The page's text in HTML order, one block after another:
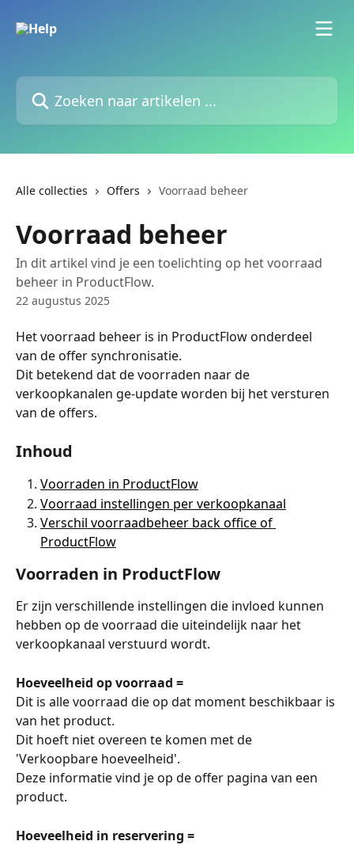
Zoeken naar artikelen ...
Alle collecties Offers Voorraad beheer
Voorraad beheer
In dit artikel vind je een toelichting op het voorraad
beheer in ProductFlow.
22 augustus 2025
Het voorraad beheer is in ProductFlow onderdeel
van de offer synchronisatie.
Dit betekend dat de voorraden naar de
verkoopkanalen ge-update worden bij het versturen
van de offers.
Inhoud
Voorraden in ProductFlow
Voorraad instellingen per verkoopkanaal
Verschil voorraadbeheer back office of
ProductFlow
Voorraden in ProductFlow
Er zijn verschillende instellingen die invloed kunnen
hebben op de voorraad die uiteindelijk naar het
verkoopkanaal verstuurd wordt.
Hoeveelheid op voorraad =
Dit is alle voorraad die op dat moment beschikbaar is
van het product.
Dit hoeft niet overeen te komen met de
'Verkoopbare hoeveelheid'.
Deze informatie vind je op de offer pagina van een
product.
Hoeveelheid in reservering =